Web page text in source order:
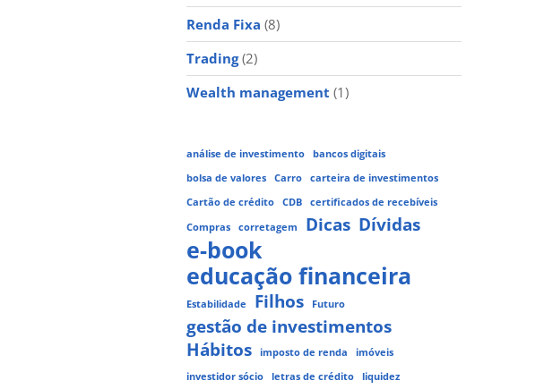
Renda Fixa (8)
Trading(2)
Wealth management (1)
análise de investimento
bancos digitais
bolsa de valores
Carro
carteira de investimentos
Cartão de crédito
CDB
certificados de recebíveis
Compras
corretagem Dicas Dívidas
e-book
educação financeira
Estabilidade Filhos Futuro
gestão de investimentos
Hábitos
imposto de renda
imóveis
investidor sócio
letras de crédito
liquidez